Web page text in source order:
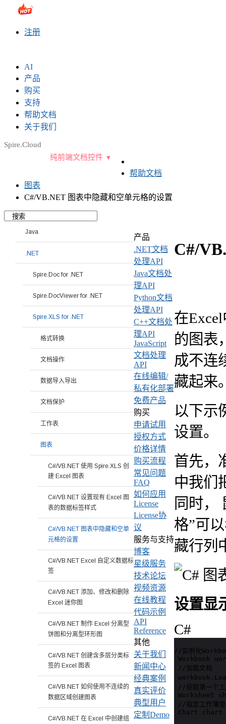
sales@e-iceblue.com
注册
AI
产品
购买
支持
帮助文档
关于我们
Spire.Cloud
纯前端文档控件
帮助文档
图表
C#/VB.NET 图表中隐藏和空单元格的设置
C#/
在
的图表
成不连
藏起来
以下示
设置。
首先，
中我们
同时，
格”可
藏行列
设置显
C#
//实例化
Workbook
//加载文档
//获取第一个工
Worksheet
//指定工作薄里
Chart chart
Java
.NET
Spire.Doc for .NET
Spire.DocViewer for .NET
Spire.XLS for .NET
格式转换
文档操作
数据导入导出
文档保护
工作表
图表
C#/VB.NET 使用 Spire.XLS 创
建 Excel 图表
C#/VB.NET 设置现有 Excel 图
表的数据标签样式
C#/VB.NET 图表中隐藏和空单
元格的设置
C#/VB.NET Excel 自定义数据标
签
C#/VB.NET 添加、修改和删除
Excel 迷你图
C#/VB.NET 制作 Excel 分离型
饼图和分离型环形图
C#/VB.NET 创建含多层分类标
签的 Excel 图表
C#/VB.NET 如何使用不连续的
数据区域创建图表
C#/VB.NET 在 Excel 中创建组
产品
.NET文档
处理API
Java文档处
理API
Python文档
处理API
C++文档处
理API
JavaScript
文档处理
API
在线编辑/
私有化部署
免费产品
购买
申请试用
授权方式
价格详情
购买流程
常见问题
FAQ
如何应用
License
License协
议
服务与支持
博客
星级服务
技术论坛
视频资源
在线教程
代码示例
API
Reference
其他
关于我们
新闻中心
经典案例
真实评价
典型用户
定制Demo